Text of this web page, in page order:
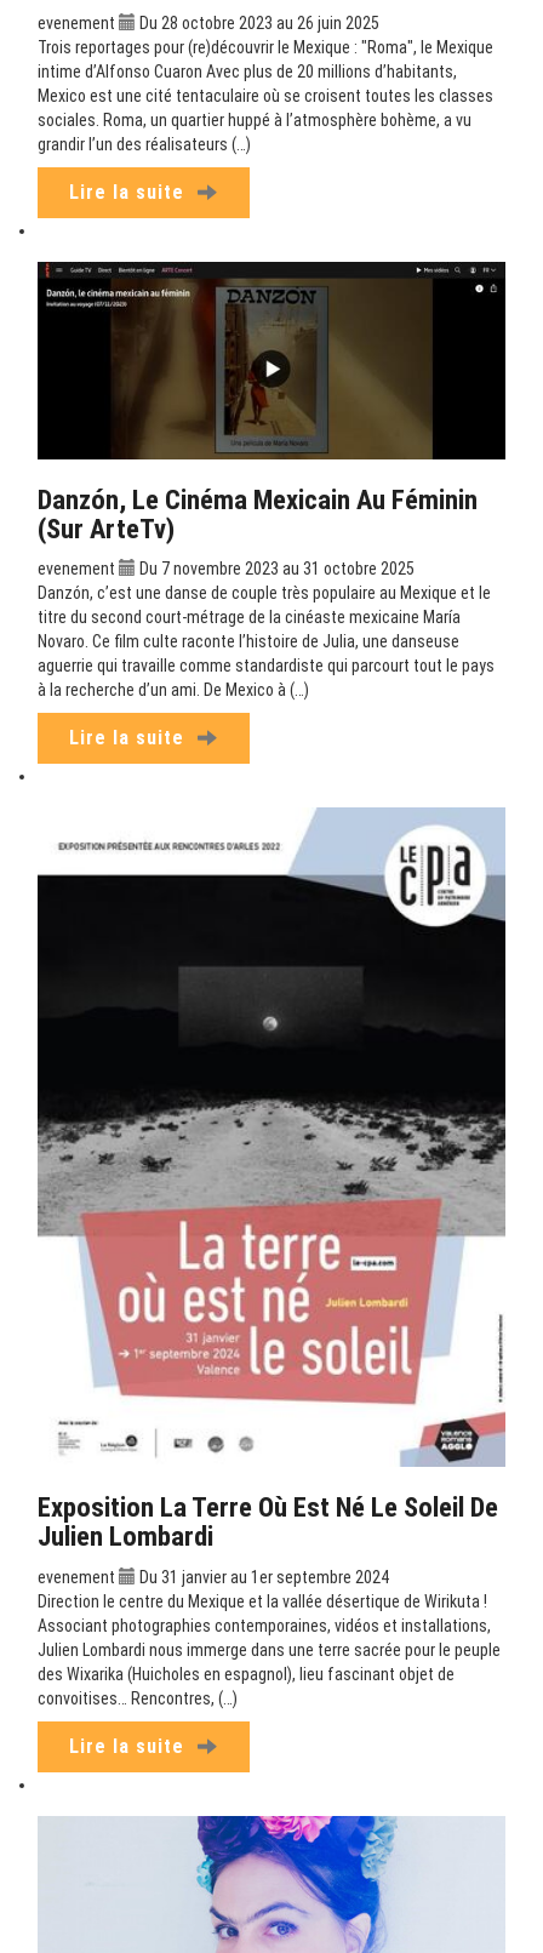
evenement
Du 28 octobre 2023 au 26 juin 2025
Trois reportages pour (re)découvrir le Mexique : "Roma", le Mexique
intime d’Alfonso Cuaron Avec plus de 20 millions d’habitants,
Mexico est une cité tentaculaire où se croisent toutes les classes
sociales. Roma, un quartier huppé à l’atmosphère bohème, a vu
grandir l’un des réalisateurs (…)
Lire la suite
Danzón, Le Cinéma Mexicain Au Féminin
(sur ArteTv)
evenement
Du 7 novembre 2023 au 31 octobre 2025
Danzón, c’est une danse de couple très populaire au Mexique et le
titre du second court-métrage de la cinéaste mexicaine María
Novaro. Ce film culte raconte l’histoire de Julia, une danseuse
aguerrie qui travaille comme standardiste qui parcourt tout le pays
à la recherche d’un ami. De Mexico à (…)
Lire la suite
Exposition La Terre Où Est Né Le Soleil De
Julien Lombardi
evenement
Du 31 janvier au 1er septembre 2024
Direction le centre du Mexique et la vallée désertique de Wirikuta !
Associant photographies contemporaines, vidéos et installations,
Julien Lombardi nous immerge dans une terre sacrée pour le peuple
des Wixarika (Huicholes en espagnol), lieu fascinant objet de
convoitises… Rencontres, (…)
Lire la suite